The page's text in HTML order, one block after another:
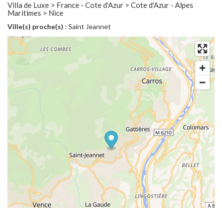
Villa de Luxe > France - Cote d'Azur > Cote d'Azur - Alpes
Maritimes > Nice
Ville(s) proche(s) : Saint Jeannet